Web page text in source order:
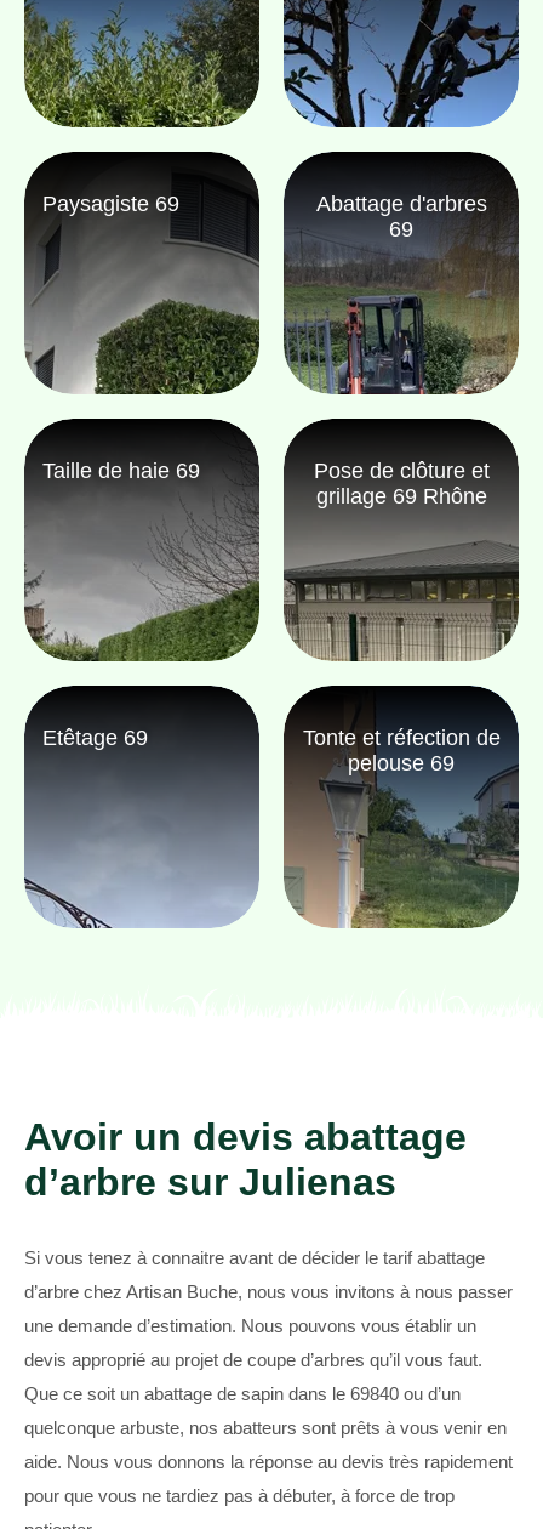
Paysagiste 69
Abattage d'arbres
69
Taille de haie 69
Pose de clôture et
grillage 69 Rhône
Etêtage 69
Tonte et réfection de
pelouse 69
Avoir un devis abattage
d’arbre sur Julienas
Si vous tenez à connaitre avant de décider le tarif abattage
d’arbre chez Artisan Buche, nous vous invitons à nous passer
une demande d’estimation. Nous pouvons vous établir un
devis approprié au projet de coupe d’arbres qu’il vous faut.
Que ce soit un abattage de sapin dans le 69840 ou d’un
quelconque arbuste, nos abatteurs sont prêts à vous venir en
aide. Nous vous donnons la réponse au devis très rapidement
pour que vous ne tardiez pas à débuter, à force de trop